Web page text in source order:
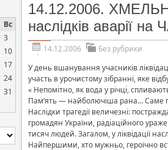
Вс
3
10
17
24
31
14.12.2006.
наслідків аварії на
14.12.2006
Без рубрики
У день вшанування учасників
участь в урочистому зібранні, яке
« Непомітно, як вода у річці,
Пам’ять — найболючіша рана… Саме
Наслідки трагедії величезні:
громадян України, радіаційного
тисяч людей. Загалом, у ліквідації
Найпершими, хто мужньо, героїчно